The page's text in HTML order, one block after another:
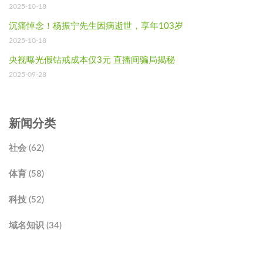
2025-10-18
沉痛悼念！杨振宁先生因病逝世，享年103岁
2025-10-18
央视曝光假钻戒成本仅3元 直播间骗局揭秘
2025-09-28
新闻分类
社会 (62)
体育 (58)
科技 (52)
域名知识 (34)